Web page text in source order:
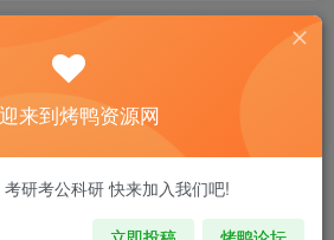
1年前
来到烤鸭资源网
研考公科研 快来加入我们吧!